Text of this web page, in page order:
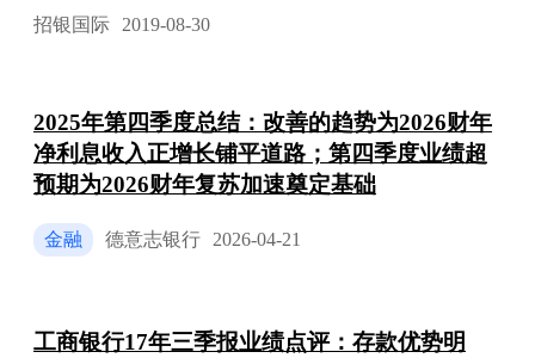
招银国际 2019-08-30
2025年第四季度总结：改善的趋势为2026财年
净利息收入正增长铺平道路；第四季度业绩超
预期为2026财年复苏加速奠定基础
金融 德意志银行 2026-04-21
工商银行17年三季报业绩点评：存款优势明